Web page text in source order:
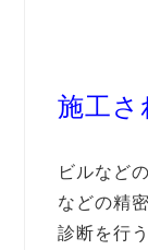
施工さ
ビルなど
などの精
診断を行